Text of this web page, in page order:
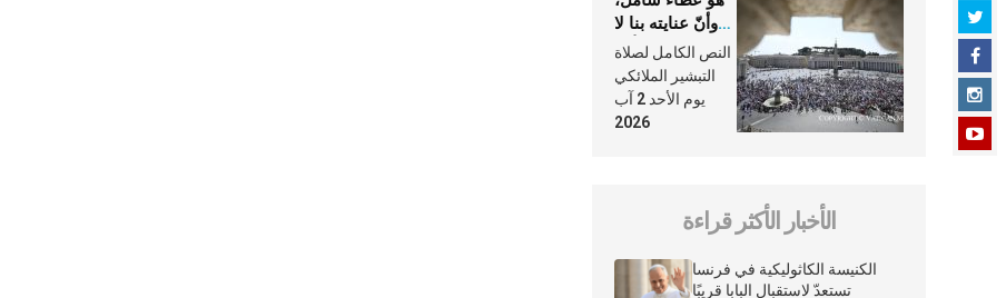
وأنّ عنايته بنا لا
تغيب عنّا أبدًا
النص الكامل لصلاة
التبشير الملائكي
يوم الأحد 2 آب
2026
الأخبار الأكثر قراءة
الكنيسة الكاثوليكية في فرنسا
تستعدّ لاستقبال البابا قريبًا